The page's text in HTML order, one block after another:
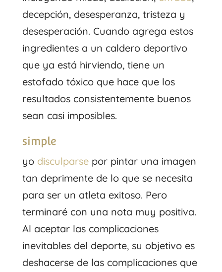
decepción, desesperanza, tristeza y
desesperación. Cuando agrega estos
ingredientes a un caldero deportivo
que ya está hirviendo, tiene un
estofado tóxico que hace que los
resultados consistentemente buenos
sean casi imposibles.
simple
yo disculparsepor pintar una imagen
tan deprimente de lo que se necesita
para ser un atleta exitoso. Pero
terminaré con una nota muy positiva.
Al aceptar las complicaciones
inevitables del deporte, su objetivo es
deshacerse de las complicaciones que